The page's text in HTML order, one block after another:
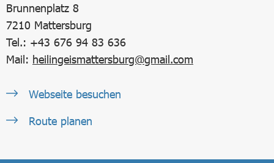
Brunnenplatz 8
7210 Mattersburg
Tel.: +43 676 94 83 636
Mail: heilingeismattersburg@gmail.com
Webseite besuchen
Route planen